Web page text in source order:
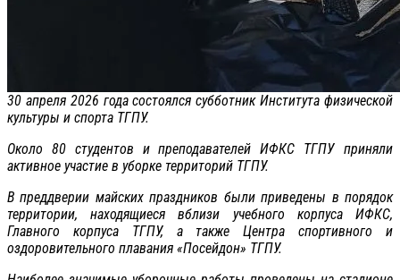
30 апреля 2026 года состоялся субботник Института физической
культуры и спорта ТГПУ.
Около 80 студентов и преподавателей ИФКС ТГПУ приняли
активное участие в уборке территорий ТГПУ.
В преддверии майских праздников были приведены в порядок
территории, находящиеся вблизи учебного корпуса ИФКС,
Главного корпуса ТГПУ, а также Центра спортивного и
оздоровительного плавания «Посейдон» ТГПУ.